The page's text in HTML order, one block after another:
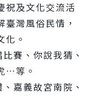
祝及文化交流活
灣風俗民情，
化。
賽、你說我猜、
…等。
嘉義故宮南院、